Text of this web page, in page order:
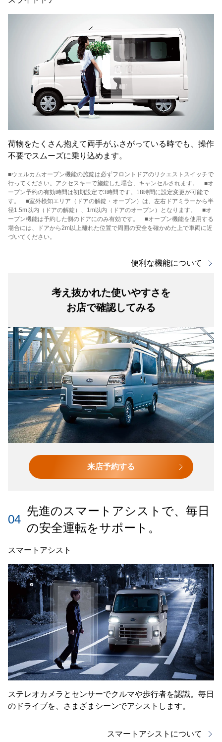
荷物をたくさん抱えて両手がふさがっている時でも、操作
不要でスムーズに乗り込めます。
■ウェルカムオープン機能の施錠は必ずフロントドアのリクエストスイッチで
行ってください。アクセスキーで施錠した場合、キャンセルされます。 ■オ
ープン予約の有効時間は初期設定で3時間です。18時間に設定変更が可能で
す。 ■室外検知エリア（ドアの解錠・オープン）は、左右ドアミラーから半
径1.5m以内（ドアの解錠）、1m以内（ドアのオープン）となります。 ■オ
ープン機能は予約した側のドアにのみ有効です。 ■オープン機能を使用する
場合には、ドアから2m以上離れた位置で周囲の安全を確かめた上で車両に近
づいてください。
便利な機能について
考え抜かれた使いやすさを
お店で確認してみる
来店予約する
04
先進のスマートアシストで、毎日
の安全運転をサポート。
スマートアシスト
ステレオカメラとセンサーでクルマや歩行者を認識。毎日
のドライブを、さまざまシーンでアシストします。
スマートアシストについて